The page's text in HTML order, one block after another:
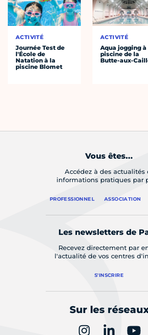
ACTIVITÉ
Journée Test de
l'École de
Natation à la
piscine Blomet
ACTIVITÉ
Aqua jogging à
piscine de la
Butte-aux-
Vous êtes...
Accédez à des actualités
informations pratiques par
PROFESSIONNEL ASSOCIATION
Les newsletters de
Recevez directement par
l'actualité de vos centres
S'INSCRIRE
Sur les